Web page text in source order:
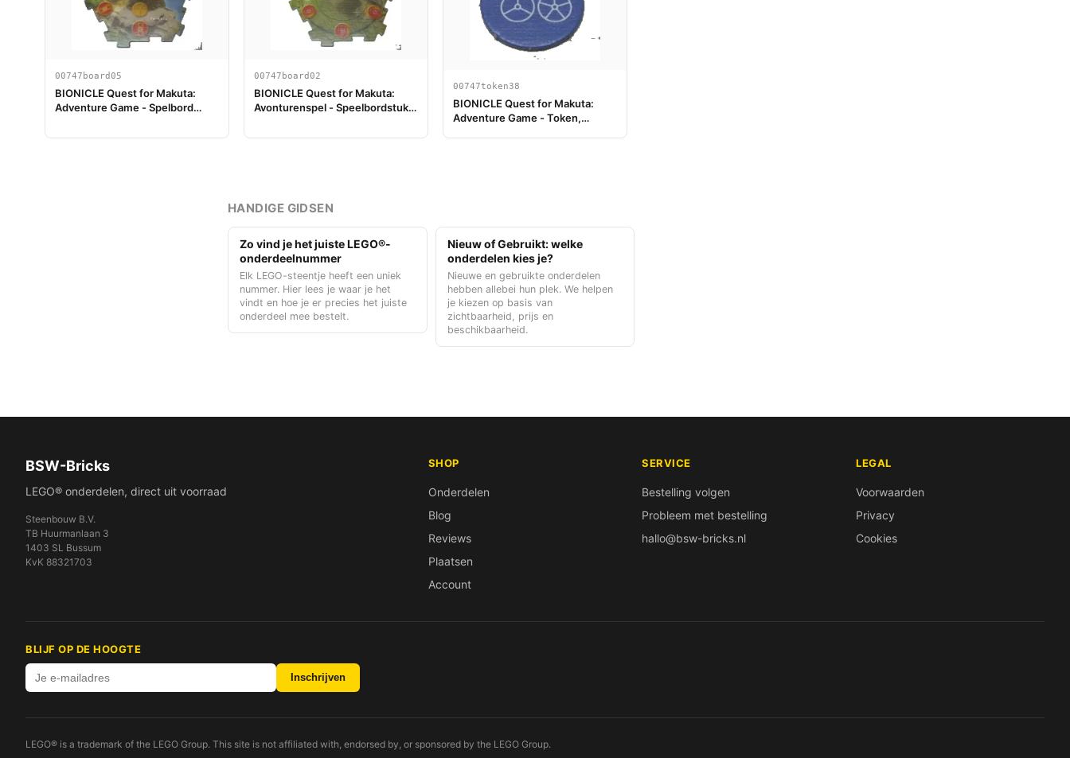
00747board05
BIONICLE Quest for Makuta:
Adventure Game - Spelbord
00747board02
BIONICLE Quest for Makuta:
Avonturenspel - Speelbordstuk
00747token38
BIONICLE Quest for Makuta:
Adventure Game - Token,
HANDIGE GIDSEN
Zo vind je het juiste LEGO®-
onderdeelnummer
Elk LEGO-steentje heeft een uniek
nummer. Hier lees je waar je het
vindt en hoe je er precies het juiste
onderdeel mee bestelt.
Nieuw of Gebruikt: welke
onderdelen kies je?
Nieuwe en gebruikte onderdelen
hebben allebei hun plek. We helpen
je kiezen op basis van
zichtbaarheid, prijs en
beschikbaarheid.
BSW-Bricks
LEGO® onderdelen, direct uit voorraad
Steenbouw B.V.
TB Huurmanlaan 3
1403 SL Bussum
KvK 88321703
SHOP
Onderdelen
Blog
Reviews
Plaatsen
Account
SERVICE
Bestelling volgen
Probleem met bestelling
hallo@bsw-bricks.nl
LEGAL
Voorwaarden
Privacy
Cookies
BLIJF OP DE HOOGTE
Inschrijven
LEGO® is a trademark of the LEGO Group. This site is not affiliated with, endorsed by, or sponsored by the LEGO Group.